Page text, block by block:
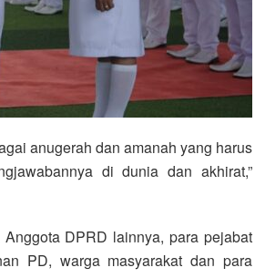
anugerah dan amanah yang harus
di dunia dan akhirat,”
DPRD lainnya, para pejabat
PD, warga masyarakat dan para